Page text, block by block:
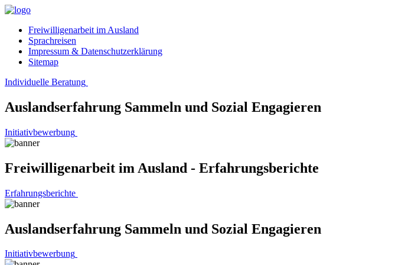
Freiwilligenarbeit im Ausland
Sprachreisen
Impressum & Datenschutzerklärung
Sitemap
Individuelle Beratung
Auslandserfahrung Sammeln und Sozial Engagieren
Initiativbewerbung
Freiwilligenarbeit im Ausland - Erfahrungsberichte
Erfahrungsberichte
Auslandserfahrung Sammeln und Sozial Engagieren
Initiativbewerbung